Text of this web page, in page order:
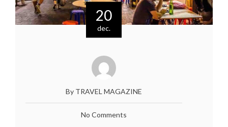
20
dec.
By TRAVEL MAGAZINE
No Comments